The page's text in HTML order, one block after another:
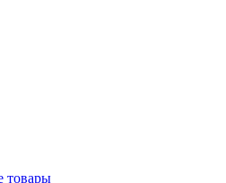
товары